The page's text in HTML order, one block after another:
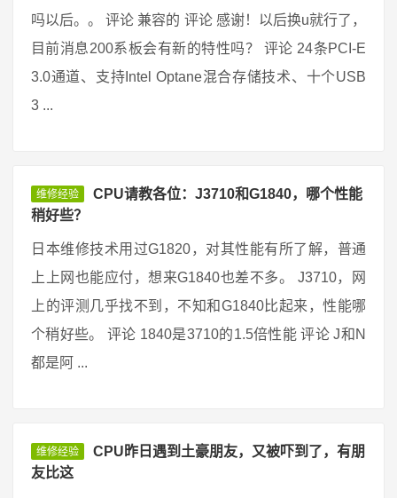
吗以后。。 评论 兼容的 评论 感谢！以后换u就行了，
目前消息200系板会有新的特性吗？ 评论 24条PCI-E
3.0通道、支持Intel Optane混合存储技术、十个USB
3 ...
维修经验
CPU请教各位：J3710和G1840，哪个性能
稍好些？
日本维修技术用过G1820，对其性能有所了解，普通
上上网也能应付，想来G1840也差不多。 J3710，网
上的评测几乎找不到，不知和G1840比起来，性能哪
个稍好些。 评论 1840是3710的1.5倍性能 评论 J和N
都是阿 ...
维修经验
CPU昨日遇到土豪朋友，又被吓到了，有朋
友比这